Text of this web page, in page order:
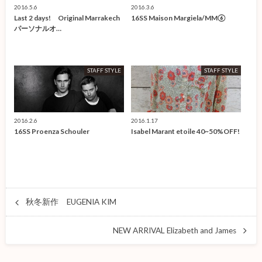
2016.5.6
Last 2 days! Original Marrakech
パーソナルオ…
2016.3.6
16SS Maison Margiela/MM⑥
STAFF STYLE
2016.2.6
16SS Proenza Schouler
STAFF STYLE
2016.1.17
Isabel Marant etoile 40~50%OFF!
秋冬新作 EUGENIA KIM
NEW ARRIVAL Elizabeth and James